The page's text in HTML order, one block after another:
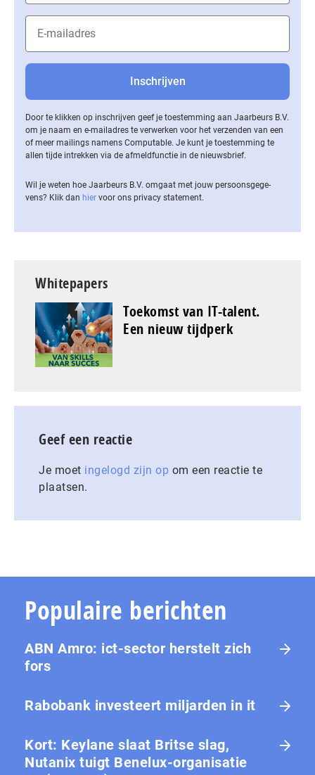
Door te klikken op inschrijven geef je toestemming aan Jaarbeurs B.V.
om je naam en e-mailadres te verwerken voor het verzenden van een
of meer mailings namens Computable. Je kunt je toestemming te
allen tijde intrekken via de af­meld­func­tie in de nieuwsbrief.
Wil je weten hoe Jaarbeurs B.V. omgaat met jouw per­soons­ge­ge­
vens? Klik dan hier voor ons privacy statement.
Whitepapers
Toekomst van IT-talent.
Een nieuw tijdperk
Geef een reactie
Je moet ingelogd zijn op om een reactie te
plaatsen.
Populaire berichten
ABN Amro: ict-sector herstelt zich
fors
Rabobank investeert miljarden in it
Kort: Keylane slaat Britse slag,
Nutanix tuigt Benelux-organisatie